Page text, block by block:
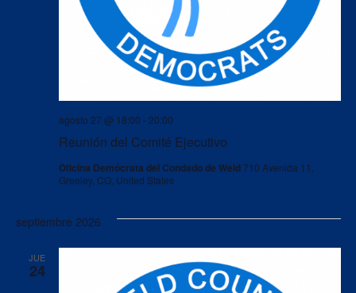
Reunión del Comité Ejecutivo
agosto 27 @ 18:00 -20:00
Oficina Demócrata del Condado de Weld710 Avenida 11,
Greeley, CO, United States
septiembre 2026
JUE
24